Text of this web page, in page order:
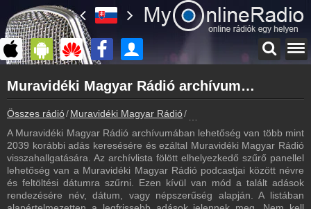
myonlineradio.hu
Muravidéki Magyar Rádió
Vissza a Muravidéki Magyar Rádió oldalára
Bejelentkezés
Hozz létre saját fiókot!
Most szól
Tudd meg mi szólt eddig
Muravidéki Magyar Rádió archívum - Muravidéki Magyar Rádió podcasts - Muravidéki Magyar Rádió visszahallgatás
Összes rádió Muravidéki Magyar Rádió
A Muravidéki Magyar Rádió archívumában lehetőség van több mint
2039 korábbi adás keresésére és ezáltal Muravidéki Magyar Rádió
visszahallgatására. Az archívlista fölött elhelyezkedő szűrő panellel
lehetőség van a Muravidéki Magyar Rádió podcastjai között névre
és feltöltési dátumra szűrni. Ezen kívül van mód a talált adások
rendezésére név, dátum, vagy népszerűség alapján. A listában